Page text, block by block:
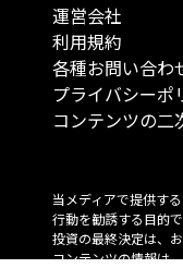
運営会社
利用規約
各種お問い合わ
プライバシーポ
コンテンツの二
当メディアで提供す
行動を勧誘する目的
投資の最終決定は、
コンテンツの情報は